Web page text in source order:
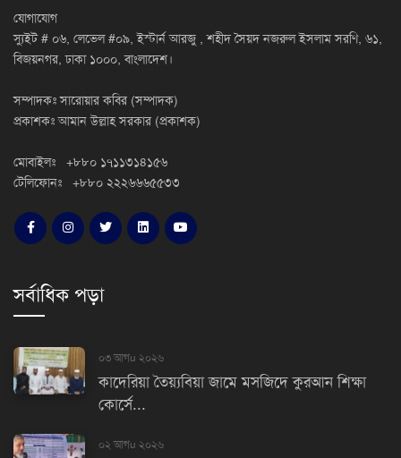
যোগাযোগ
স্যুইট # ০৬, লেভেল #০৯, ইস্টার্ন আরজু , শহীদ সৈয়দ নজরুল ইসলাম সরণি, ৬১,
বিজয়নগর, ঢাকা ১০০০, বাংলাদেশ।
সম্পাদকঃ সারোয়ার কবির (সম্পাদক)
প্রকাশকঃ আমান উল্লাহ সরকার (প্রকাশক)
মোবাইলঃ +৮৮০ ১৭১১৩১৪১৫৬
টেলিফোনঃ +৮৮০ ২২২৬৬৬৫৫৩৩
সর্বাধিক পড়া
০৩ আগu ২০২৬
কাদেরিয়া তৈয়্যবিয়া জামে মসজিদে কুরআন শিক্ষা
কোর্সে...
০২ আগu ২০২৬